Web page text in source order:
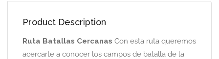
Product Description
Ruta Batallas Cercanas Con esta ruta queremos
acercarte a conocer los campos de batalla de la